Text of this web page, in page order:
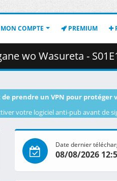
MON COMPTE PREMIUM
- S01E13 [1080p][HEVC
prendre un VPN pour
votre logiciel anti-pub avant de
Date dernier
08/08/2026